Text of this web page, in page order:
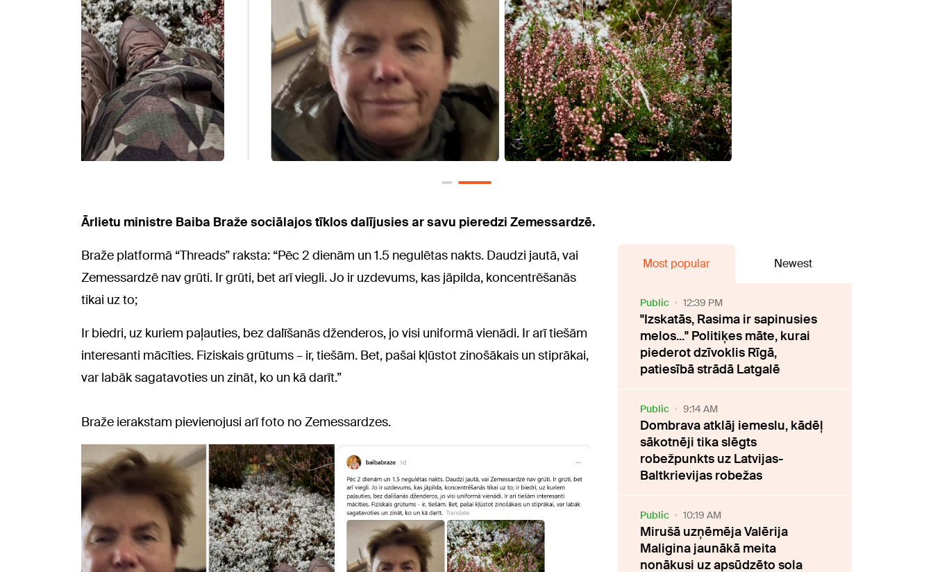
Ārlietu ministre Baiba Braže sociālajos tīklos dalījusies ar savu pieredzi Zemessardzē.
Braže platformā “Threads” raksta: “Pēc 2 dienām un 1.5 negulētas nakts. Daudzi jautā, vai
Zemessardzē nav grūti. Ir grūti, bet arī viegli. Jo ir uzdevums, kas jāpilda, koncentrēšanās
tikai uz to;
Ir biedri, uz kuriem paļauties, bez dalīšanās dženderos, jo visi uniformā vienādi. Ir arī tiešām
interesanti mācīties. Fiziskais grūtums – ir, tiešām. Bet, pašai kļūstot zinošākais un stiprākai,
var labāk sagatavoties un zināt, ko un kā darīt.”
Braže ierakstam pievienojusi arī foto no Zemessardzes.
Most popular Newest
Public 12:39 PM
"Izskatās, Rasima ir sapinusies
melos..." Politiķes māte, kurai
piederot dzīvoklis Rīgā,
patiesībā strādā Latgalē
Public 9:14 AM
Dombrava atklāj iemeslu, kādēļ
sākotnēji tika slēgts
robežpunkts uz Latvijas-
Baltkrievijas robežas
Public 10:19 AM
Mirušā uzņēmēja Valērija
Maligina jaunākā meita
nonākusi uz apsūdzēto sola